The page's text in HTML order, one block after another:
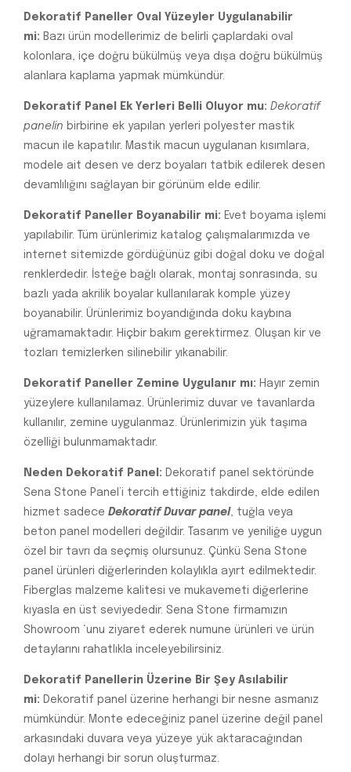
Dekoratif Paneller Oval Yüzeyler Uygulanabilir
mi: Bazı ürün modellerimiz de belirli çaplardaki oval
kolonlara, içe doğru bükülmüş veya dışa doğru bükülmüş
alanlara kaplama yapmak mümkündür.
Dekoratif Panel Ek Yerleri Belli Oluyor mu: Dekoratif
panelin birbirine ek yapılan yerleri polyester mastik
macun ile kapatılır. Mastik macun uygulanan kısımlara,
modele ait desen ve derz boyaları tatbik edilerek desen
devamlılığını sağlayan bir görünüm elde edilir.
Dekoratif Paneller Boyanabilir mi: Evet boyama işlemi
yapılabilir. Tüm ürünlerimiz katalog çalışmalarımızda ve
internet sitemizde gördüğünüz gibi doğal doku ve doğal
renklerdedir. İsteğe bağlı olarak, montaj sonrasında, su
bazlı yada akrilik boyalar kullanılarak komple yüzey
boyanabilir. Ürünlerimiz boyandığında doku kaybına
uğramamaktadır. Hiçbir bakım gerektirmez. Oluşan kir ve
tozları temizlerken silinebilir yıkanabilir.
Dekoratif Paneller Zemine Uygulanır mı: Hayır zemin
yüzeylere kullanılamaz. Ürünlerimiz duvar ve tavanlarda
kullanılır, zemine uygulanmaz. Ürünlerimizin yük taşıma
özelliği bulunmamaktadır.
Neden Dekoratif Panel: Dekoratif panel sektöründe
Sena Stone Panel’i tercih ettiğiniz takdirde, elde edilen
hizmet sadece Dekoratif Duvar panel, tuğla veya
beton panel modelleri değildir. Tasarım ve yeniliğe uygun
özel bir tavrı da seçmiş olursunuz. Çünkü Sena Stone
panel ürünleri diğerlerinden kolaylıkla ayırt edilmektedir.
Fiberglas malzeme kalitesi ve mukavemeti diğerlerine
kıyasla en üst seviyededir. Sena Stone firmamızın
Showroom ‘unu ziyaret ederek numune ürünleri ve ürün
detaylarını rahatlıkla inceleyebilirsiniz.
Dekoratif Panellerin Üzerine Bir Şey Asılabilir
mi: Dekoratif panel üzerine herhangi bir nesne asmanız
mümkündür. Monte edeceğiniz panel üzerine değil panel
arkasındaki duvara veya yüzeye yük aktaracağından
dolayı herhangi bir sorun oluşturmaz.